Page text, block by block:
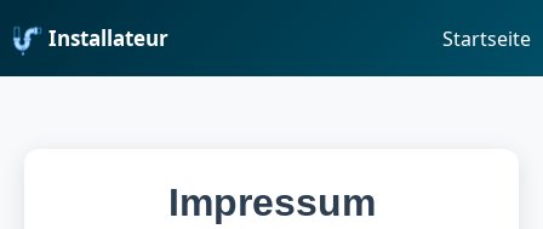
Installateur Startseite
Impressum